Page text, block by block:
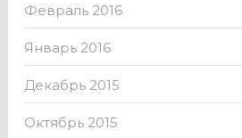
Февраль 2016
Январь 2016
Декабрь 2015
Октябрь 2015